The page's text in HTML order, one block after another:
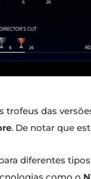
trofeus das
. De notar que
diferentes